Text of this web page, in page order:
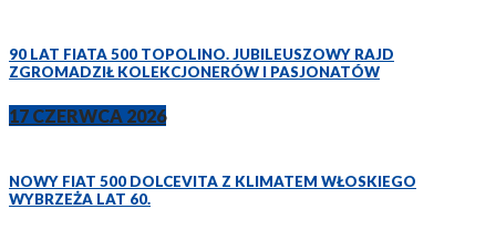
90 LAT FIATA 500 TOPOLINO. JUBILEUSZOWY RAJD
ZGROMADZIŁ KOLEKCJONERÓW I PASJONATÓW
17 CZERWCA 2026
NOWY FIAT 500 DOLCEVITA Z KLIMATEM WŁOSKIEGO
WYBRZEŻA LAT 60.